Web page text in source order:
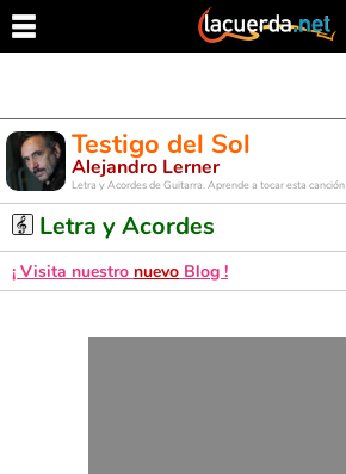
Testigo del Sol
Alejandro Lerner
Letra y Acordes de Guitarra. Aprende a tocar esta canción
Letra y Acordes
¡ Visita nuestro nuevo Blog !